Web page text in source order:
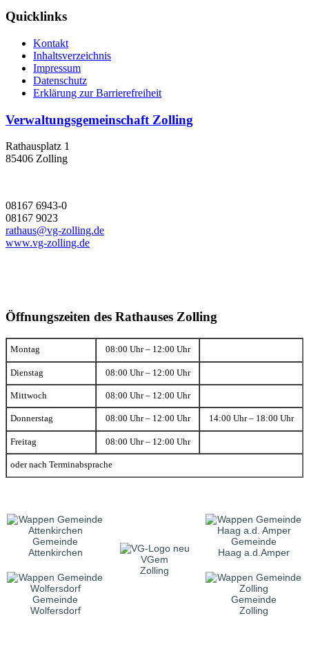
Quicklinks
Kontakt
Inhaltsverzeichnis
Impressum
Datenschutz
Erklärung zur Barrierefreiheit
Verwaltungsgemeinschaft Zolling
Rathausplatz 1
85406 Zolling
08167 6943-0
08167 9023
rathaus@vg-zolling.de
www.vg-zolling.de
Öffnungszeiten des Rathauses Zolling
Montag 08:00 Uhr – 12:00 Uhr
Dienstag 08:00 Uhr – 12:00 Uhr
Mittwoch 08:00 Uhr – 12:00 Uhr
Donnerstag 08:00 Uhr – 12:00 Uhr 14:00 Uhr – 18:00 Uhr
Freitag 08:00 Uhr – 12:00 Uhr
oder nach Terminabsprache
Gemeinde
Attenkirchen
VGem
Zolling
Gemeinde
Haag a.d.Amper
Gemeinde
Wolfersdorf
Gemeinde
Zolling